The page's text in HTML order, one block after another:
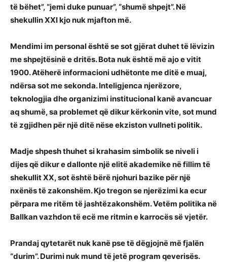
të bëhet”, “jemi duke punuar”, “shumë shpejt”. Në
shekullin XXI kjo nuk mjafton më.
Mendimi im personal është se sot gjërat duhet të lëvizin
me shpejtësinë e dritës. Bota nuk është më ajo e vitit
1900. Atëherë informacioni udhëtonte me ditë e muaj,
ndërsa sot me sekonda. Inteligjenca njerëzore,
teknologjia dhe organizimi institucional kanë avancuar
aq shumë, sa problemet që dikur kërkonin vite, sot mund
të zgjidhen për një ditë nëse ekziston vullneti politik.
Madje shpesh thuhet si krahasim simbolik se niveli i
dijes që dikur e dallonte një elitë akademike në fillim të
shekullit XX, sot është bërë njohuri bazike për një
nxënës të zakonshëm. Kjo tregon se njerëzimi ka ecur
përpara me ritëm të jashtëzakonshëm. Vetëm politika në
Ballkan vazhdon të ecë me ritmin e karrocës së vjetër.
Prandaj qytetarët nuk kanë pse të dëgjojnë më fjalën
“durim”. Durimi nuk mund të jetë program qeverisës.